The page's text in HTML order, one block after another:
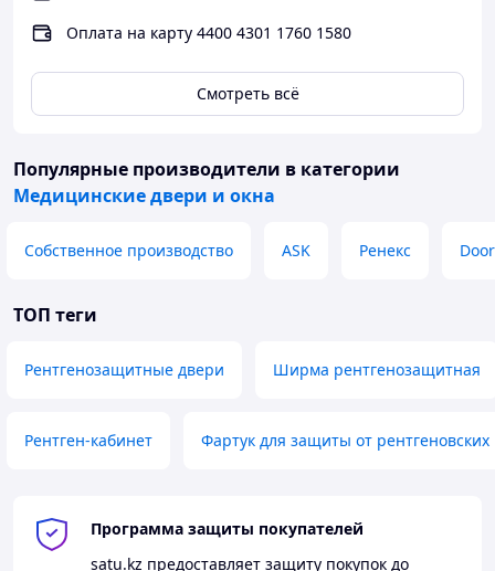
Легкий вес – достаточный, чтобы дверь можно было
Устойчивость к влаге, коррозии, гниению, перепадам
Производство и монтаж алюминиевых
маятниковых дверей в Алматы
Мы замеряем дверной
Сами доставляем и
после демонтажа.
Доставляем по Алматы и
Оплата на карту 4400 4301 1760 1580
Смотреть всё
Популярные производители в категории
Медицинские двери и окна
Собственное производство ASK Ренекс
ТОП теги
Рентгенозащитные двери Ширма рентгенозащитная
Рентген-кабинет Фартук для защиты от
Программа защиты покупателей
satu.kz предоставляет защиту покупок до